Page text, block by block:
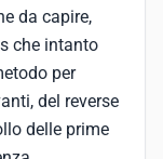
da capire,
che intanto
per
del reverse
delle prime